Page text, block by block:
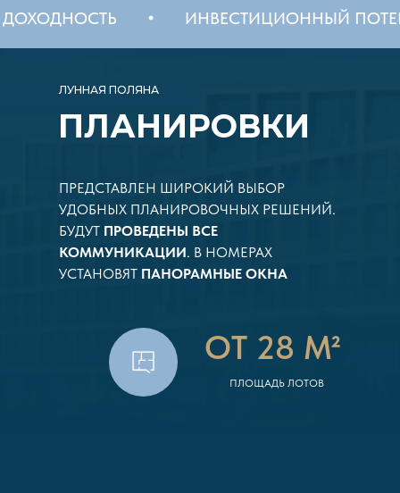
ДОХОДНОСТЬ ИНВЕСТИЦИОННЫЙ
ПЛАНИРОВКИ
ЛУННАЯ ПОЛЯНА
ПРЕДСТАВЛЕН ШИРОКИЙ ВЫБОР
УДОБНЫХ ПЛАНИРОВОЧНЫХ РЕШЕНИЙ.
БУДУТ ПРОВЕДЕНЫ ВСЕ
КОММУНИКАЦИИ. В НОМЕРАХ
УСТАНОВЯТ ПАНОРАМНЫЕ ОКНА
ОТ 28 М²
ПЛОЩАДЬ ЛОТОВ